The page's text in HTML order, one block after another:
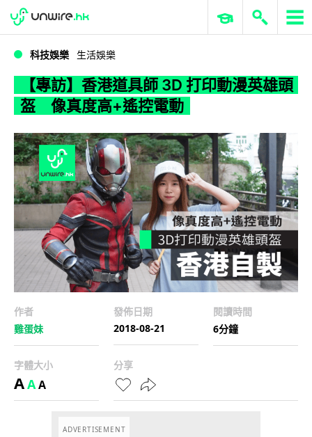
WWDC 2026 ERP 與商業 AI
科技娛樂 生活娛樂
【專訪】香港道具師 3D 打印動漫英雄頭
盔 像真度高+遙控電動
作者
雞蛋妹
發佈日期
2018-08-21
閱讀時間
6分鐘
字體大小
AAA
分享
ADVERTISEMENT